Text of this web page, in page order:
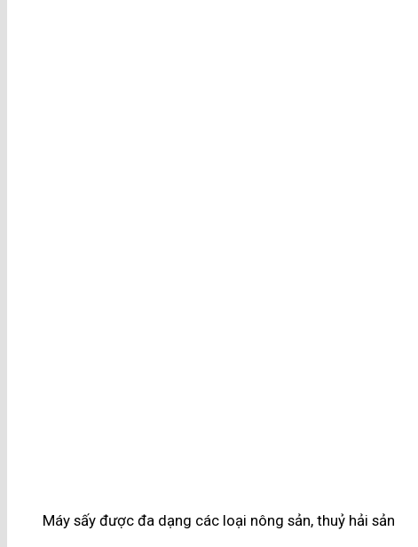
Máy sấy được đa dạng các loại nông sản, thuỷ hải sản